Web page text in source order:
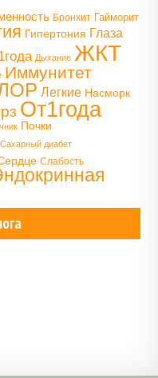
Бронхит Гайморит
Гипертония Глаза
Дыхание ЖКТ
Иммунитет
Легкие Насморк
От1года
Почки
Сахарный диабет
Слабость